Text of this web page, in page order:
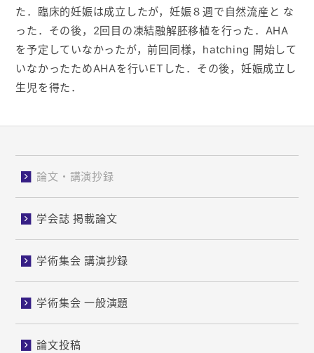
た．臨床的妊娠は成立したが，妊娠８週で自然流産と な
った．その後，2回目の凍結融解胚移植を行った．AHA
を予定していなかったが，前回同様，hatching 開始して
いなかったためAHAを行いETした．その後，妊娠成立し
生児を得た．
論文・講演抄録
学会誌 掲載論文
学術集会 講演抄録
学術集会 一般演題
論文投稿